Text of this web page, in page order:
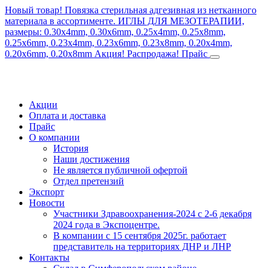
Новый товар! Повязка стерильная адгезивная из нетканного
материала в ассортименте. ИГЛЫ ДЛЯ МЕЗОТЕРАПИИ,
размеры: 0.30x4mm, 0.30x6mm, 0.25x4mm, 0.25x8mm,
0.25x6mm, 0.23x4mm, 0.23x6mm, 0.23x8mm, 0.20x4mm,
0.20x6mm, 0.20x8mm Акция! Распродажа! Прайс
Акции
Оплата и доставка
Прайс
О компании
История
Наши достижения
Не является публичной офертой
Отдел претензий
Экспорт
Новости
Участники Здравоохранения-2024 с 2-6 декабря
2024 года в Экспоцентре.
В компании с 15 сентября 2025г. работает
представитель на территориях ДНР и ЛНР
Контакты